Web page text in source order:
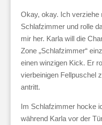
Okay, okay. Ich verziehe
Schlafzimmer und rolle
mir her. Karla will die
Zone „Schlafzimmer“
einen winzigen Kick. Er
vierbeinigen Fellpuschel
antritt.
Im Schlafzimmer hocke
während Karla vor der